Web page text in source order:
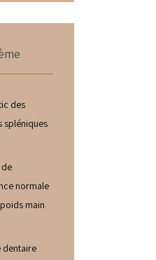
des
spléniques
normale
main
dentaire